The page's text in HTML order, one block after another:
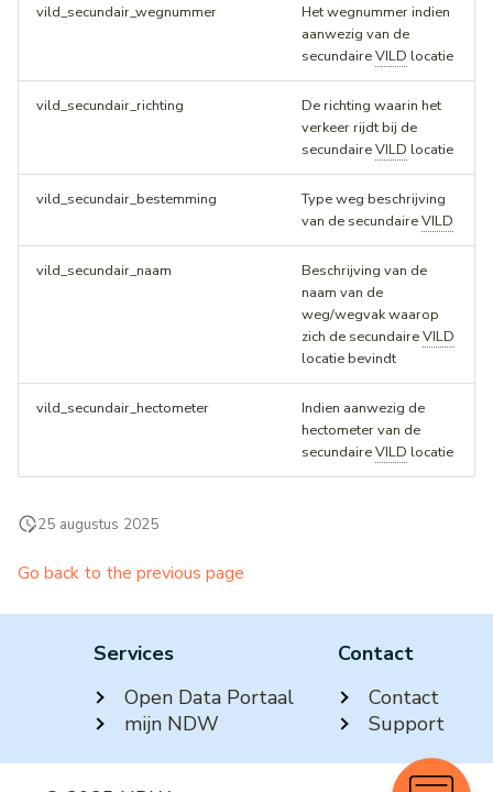
vild_secundair_wegnummer
Het wegnummer indien
aanwezig van de
secundaireVILD locatie
vild_secundair_richting
De richting waarin het
verkeer rijdt bij de
secundaireVILD locatie
vild_secundair_bestemming
Type weg beschrijving
van de secundaireVILD
vild_secundair_naam
Beschrijving van de
naam van de
weg/wegvak waarop
zich de secundaireVILD
locatie bevindt
vild_secundair_hectometer
Indien aanwezig de
hectometer van de
secundaireVILD locatie
25 augustus 2025
Go back to the previous page
Services
Open Data Portaal
mijn NDW
Contact
Contact
Support